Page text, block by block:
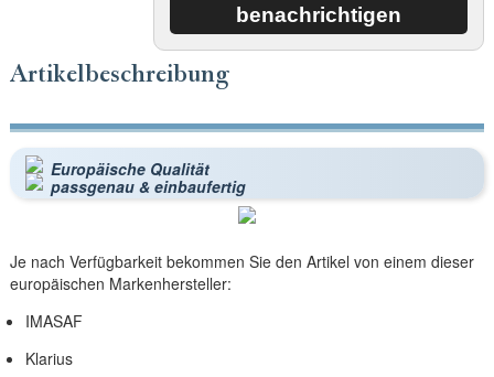
Artikelbeschreibung
Europäische Qualität
passgenau & einbaufertig
Je nach Verfügbarkeit bekommen Sie den Artikel von einem dieser
europäischen Markenhersteller:
IMASAF
Klarius